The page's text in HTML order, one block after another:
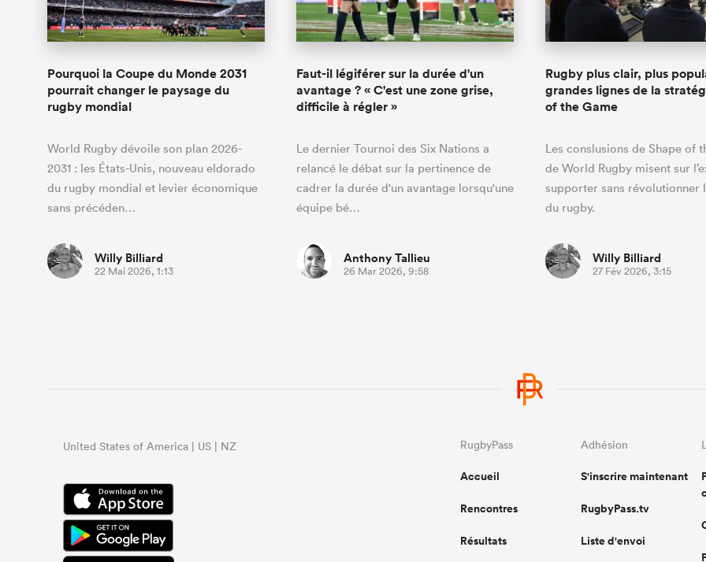
Pourquoi la Coupe du Monde 2031
pourrait changer le paysage du
rugby mondial
World Rugby dévoile son plan 2026-
2031 : les États-Unis, nouveau eldorado
du rugby mondial et levier économique
sans précéden…
Willy Billiard
22 Mai 2026, 1:13
Faut-il légiférer sur la durée d'un
avantage ? « C'est une zone grise,
difficile à régler »
Le dernier Tournoi des Six Nations a
relancé le débat sur la pertinence de
cadrer la durée d'un avantage lorsqu'une
équipe bé…
Anthony Tallieu
26 Mar 2026, 9:58
Rugby plus clair, plus
grandes lignes de la
of the Game
Les conslusions de Shape of
de World Rugby misent sur
supporter sans révolutionner
du rugby.
Willy Billiard
27 Fév 2026, 3:15
United States of America | US | NZ RugbyPass
Accueil
Rencontres
Résultats
Adhésion
S'inscrire maintenant
RugbyPass.tv
Liste d'envoi